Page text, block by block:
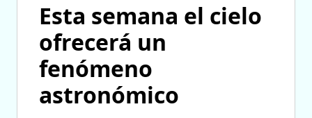
Esta semana el cielo
ofrecerá un
fenómeno
astronómico